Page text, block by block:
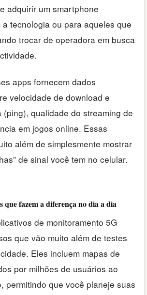
adquirir um smartphone
tecnologia ou para aqueles que
trocar de operadora em busca
apps fornecem dados
velocidade de download e
(ping), qualidade do streaming de
em jogos online. Essas
além de simplesmente mostrar
de sinal você tem no celular.
que fazem a diferença no dia a dia
de monitoramento 5G
que vão muito além de testes
Eles incluem mapas de
por milhões de usuários ao
permitindo que você planeje suas